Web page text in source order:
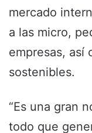
mercado
a las micro,
empresas, así
sostenibles.
“Es una gran
todo que